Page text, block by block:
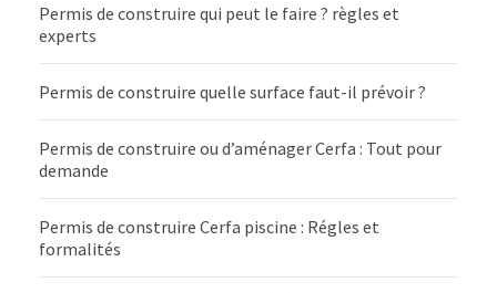
Permis de construire qui peut le faire ? règles et
experts
Permis de construire quelle surface faut-il prévoir ?
Permis de construire ou d’aménager Cerfa : Tout pour
demande
Permis de construire Cerfa piscine : Régles et
formalités